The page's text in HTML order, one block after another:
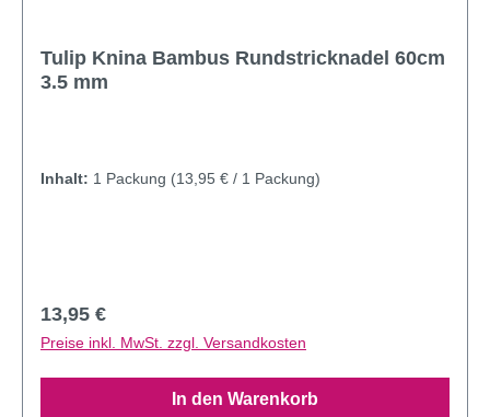
Tulip Knina Bambus Rundstricknadel 60cm
3.5 mm
Inhalt: 1 Packung (13,95 € / 1 Packung)
Regulärer Preis:
13,95 €
Preise inkl. MwSt. zzgl. Versandkosten
In den Warenkorb